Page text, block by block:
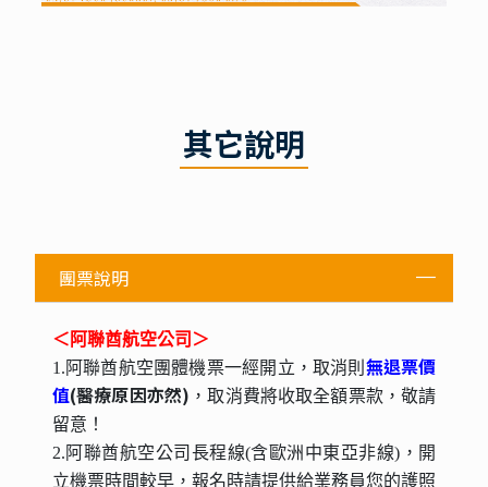
其它說明
團票說明
＜阿聯酋航空公司＞
1.阿聯酋航空團體機票一經開立，取消則 無退票價
值(醫療原因亦然) ，取消費將收取全額票款，敬請
留意！
2.阿聯酋航空公司長程線(含歐洲中東亞非線)，開
立機票時間較早，報名時請提供給業務員您的護照